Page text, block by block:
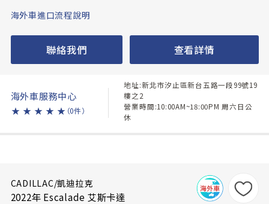
海外車進口流程說明
聯絡我們 查看詳情
海外車服務中心
★ ★ ★ ★ ★ （0件）
地址:新北市汐止區新台五路一段99號19
樓之2
營業時間:10:00AM~18:00PM 周六日公
休
CADILLAC/凱迪拉克
2022年 Escalade 艾斯卡達